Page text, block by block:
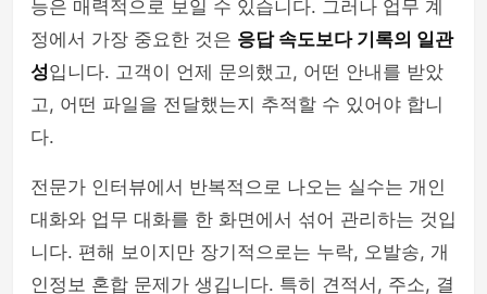
능은 매력적으로 보일 수 있습니다. 그러나 업무 계
정에서 가장 중요한 것은 응답 속도보다 기록의 일관
성입니다. 고객이 언제 문의했고, 어떤 안내를 받았
고, 어떤 파일을 전달했는지 추적할 수 있어야 합니
다.
전문가 인터뷰에서 반복적으로 나오는 실수는 개인
대화와 업무 대화를 한 화면에서 섞어 관리하는 것입
니다. 편해 보이지만 장기적으로는 누락, 오발송, 개
인정보 혼합 문제가 생깁니다. 특히 견적서, 주소, 결